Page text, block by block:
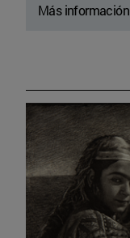
Más información